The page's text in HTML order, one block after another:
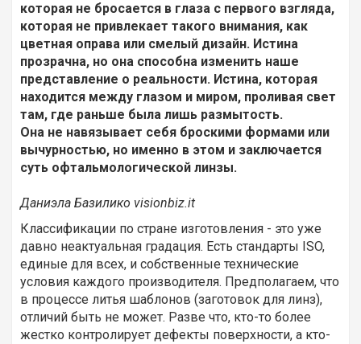
которая не бросается в глаза с первого взгляда,
которая не привлекает такого внимания, как
цветная оправа или смелый дизайн. Истина
прозрачна, но она способна изменить наше
представление о реальности. Истина, которая
находится между глазом и миром, проливая свет
там, где раньше была лишь размытость.
Она не навязывает себя броскими формами или
вычурностью, но именно в этом и заключается
суть офтальмологической линзы.
Даниэла Базилико visionbiz.it
Классификации по стране изготовления - это уже
давно неактуальная градация. Есть стандарты ISO,
единые для всех, и собственные технические
условия каждого производителя. Предполагаем, что
в процессе литья шаблонов (заготовок для линз),
отличий быть не может. Разве что, кто-то более
жестко контролирует дефекты поверхности, а кто-